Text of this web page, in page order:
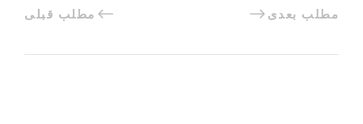
مطلب قبلی مطلب بعدی